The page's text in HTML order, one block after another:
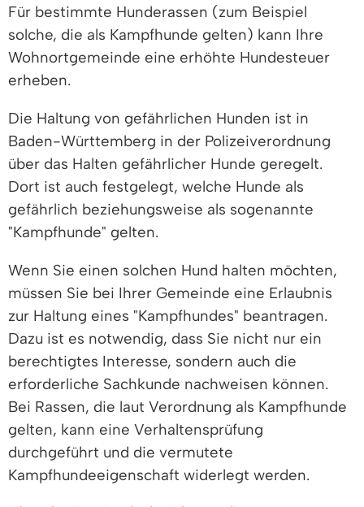
Für bestimmte Hunderassen (zum Beispiel
solche, die als Kampfhunde gelten) kann Ihre
Wohnortgemeinde eine erhöhte Hundesteuer
erheben.
Die Haltung von gefährlichen Hunden ist in
Baden-Württemberg in der Polizeiverordnung
über das Halten gefährlicher Hunde geregelt.
Dort ist auch festgelegt, welche Hunde als
gefährlich beziehungsweise als sogenannte
"Kampfhunde" gelten.
Wenn Sie einen solchen Hund halten möchten,
müssen Sie bei Ihrer Gemeinde eine Erlaubnis
zur Haltung eines "Kampfhundes" beantragen.
Dazu ist es notwendig, dass Sie nicht nur ein
berechtigtes Interesse, sondern auch die
erforderliche Sachkunde nachweisen können.
Bei Rassen, die laut Verordnung als Kampfhunde
gelten, kann eine Verhaltensprüfung
durchgeführt und die vermutete
Kampfhundeeigenschaft widerlegt werden.